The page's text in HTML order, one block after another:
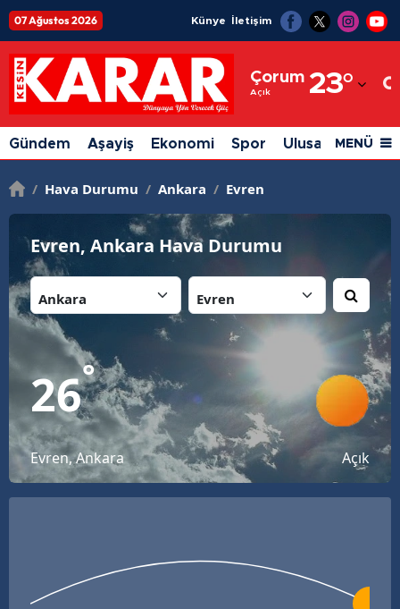
07 Ağustos 2026 Künye İletişim
Çorum
Açık 23°
Adıyaman
Afyonkarahisar
Ağrı
Antalya
Artvin
Balıkesir
Bilecik
Bingöl
Bitlis
Burdur
Gündem Aşayiş Ekonomi Spor Ulusal Siyaset
MENÜ
/ Hava Durumu / Ankara / Evren
Evren, Ankara Hava Durumu
26°
Evren, Ankara Açık